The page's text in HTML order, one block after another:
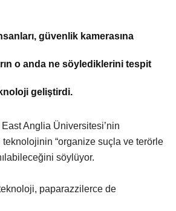
güvenlik kamerasına
o anda ne söylediklerini tespit
geliştirdi.
Anglia Üniversitesi’nin
teknolojinin “organize suçla ve terörle
söylüyor.
paparazzilerce de